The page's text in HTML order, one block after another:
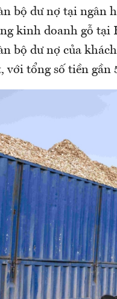
bộ dư nợ tại ngân
kinh doanh gỗ tại
bộ dư nợ của
với tổng số tiền gần